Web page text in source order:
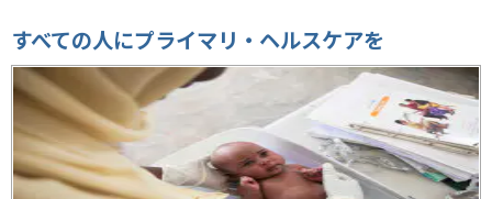
すべての人にプライマリ・ヘルスケアを